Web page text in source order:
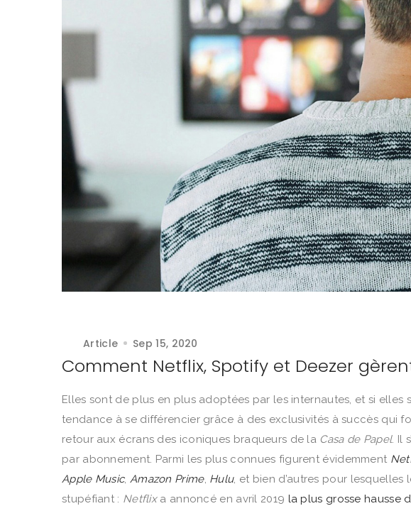
Article Sep 15, 2020
Comment Netflix, Spotify et Deezer
Elles sont de plus en plus adoptées par les internautes, et si
tendance à se différencier grâce à des exclusivités à succès qui
retour aux écrans des iconiques braqueurs de la Casa de Papel. Il
par abonnement. Parmi les plus connues figurent évidemment
Apple Music, Amazon Prime, Hulu, et bien d’autres pour
stupéfiant : Netflixa annoncé en avril 2019 la plus grosse hausse